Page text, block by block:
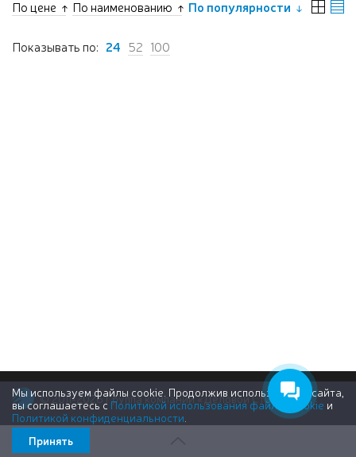
По цене По наименованию По популярности
Показывать по: 24 52 100
© 2011-2026 Группа компаний «Деловой Стиль»
Мы используем файлы cookie. Продолжив использование сайта,
вы соглашаетесь с Политикой использования файлов cookie и
Политикой конфиденциальности
Принять